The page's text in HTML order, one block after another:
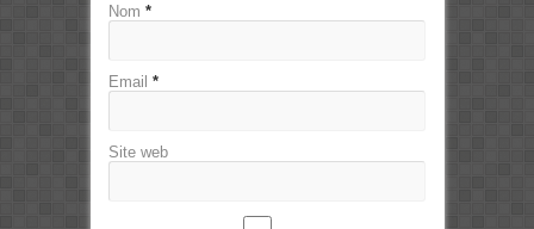
Nom *
Email *
Site web